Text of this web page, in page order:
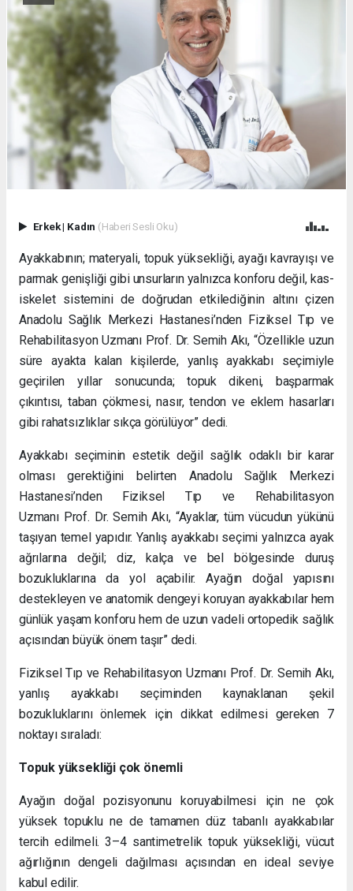
Erkek| Kadın (Haberi Sesli Oku)
Ayakkabının; materyali, topuk yüksekliği, ayağı kavrayışı ve
parmak genişliği gibi unsurların yalnızca konforu değil, kas-
iskelet sistemini de doğrudan etkilediğinin altını çizen
Anadolu Sağlık Merkezi Hastanesi’nden Fiziksel Tıp ve
Rehabilitasyon Uzmanı Prof. Dr. Semih Akı, “Özellikle uzun
süre ayakta kalan kişilerde, yanlış ayakkabı seçimiyle
geçirilen yıllar sonucunda; topuk dikeni, başparmak
çıkıntısı, taban çökmesi, nasır, tendon ve eklem hasarları
gibi rahatsızlıklar sıkça görülüyor” dedi.
Ayakkabı seçiminin estetik değil sağlık odaklı bir karar
olması gerektiğini belirten Anadolu Sağlık Merkezi
Hastanesi’nden Fiziksel Tıp ve Rehabilitasyon
Uzmanı Prof. Dr. Semih Akı, “Ayaklar, tüm vücudun yükünü
taşıyan temel yapıdır. Yanlış ayakkabı seçimi yalnızca ayak
ağrılarına değil; diz, kalça ve bel bölgesinde duruş
bozukluklarına da yol açabilir. Ayağın doğal yapısını
destekleyen ve anatomik dengeyi koruyan ayakkabılar hem
günlük yaşam konforu hem de uzun vadeli ortopedik sağlık
açısından büyük önem taşır” dedi.
Fiziksel Tıp ve Rehabilitasyon Uzmanı Prof. Dr. Semih Akı,
yanlış ayakkabı seçiminden kaynaklanan şekil
bozukluklarını önlemek için dikkat edilmesi gereken 7
noktayı sıraladı:
Topuk yüksekliği çok önemli
Ayağın doğal pozisyonunu koruyabilmesi için ne çok
yüksek topuklu ne de tamamen düz tabanlı ayakkabılar
tercih edilmeli. 3–4 santimetrelik topuk yüksekliği, vücut
ağırlığının dengeli dağılması açısından en ideal seviye
kabul edilir.